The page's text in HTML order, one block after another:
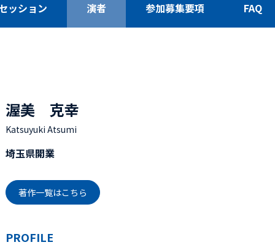
ッション 演者 参加募集要項 FAQ
渥美 克幸
Katsuyuki Atsumi
埼玉県開業
著作一覧はこちら
PROFILE